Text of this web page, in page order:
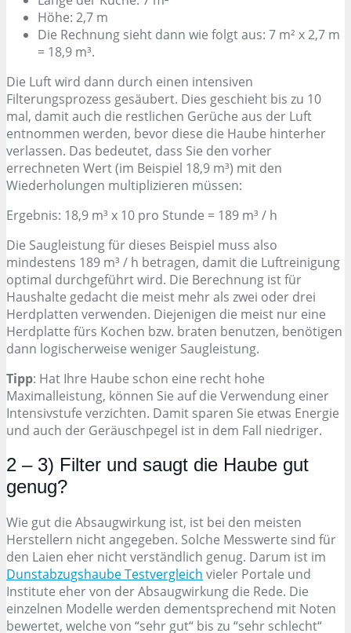
Höhe: 2,7 m
Die Rechnung sieht dann wie folgt aus: 7 m² x 2,7 m
= 18,9 m³.
Die Luft wird dann durch einen intensiven
Filterungsprozess gesäubert. Dies geschieht bis zu 10
mal, damit auch die restlichen Gerüche aus der Luft
entnommen werden, bevor diese die Haube hinterher
verlassen. Das bedeutet, dass Sie den vorher
errechneten Wert (im Beispiel 18,9 m³) mit den
Wiederholungen multiplizieren müssen:
Ergebnis: 18,9 m³ x 10 pro Stunde = 189 m³ / h
Die Saugleistung für dieses Beispiel muss also
mindestens 189 m³ / h betragen, damit die Luftreinigung
optimal durchgeführt wird. Die Berechnung ist für
Haushalte gedacht die meist mehr als zwei oder drei
Herdplatten verwenden. Diejenigen die meist nur eine
Herdplatte fürs Kochen bzw. braten benutzen, benötigen
dann logischerweise weniger Saugleistung.
Tipp: Hat Ihre Haube schon eine recht hohe
Maximalleistung, können Sie auf die Verwendung einer
Intensivstufe verzichten. Damit sparen Sie etwas Energie
und auch der Geräuschpegel ist in dem Fall niedriger.
2 – 3) Filter und saugt die Haube gut
genug?
Wie gut die Absaugwirkung ist, ist bei den meisten
Herstellern nicht angegeben. Solche Messwerte sind für
den Laien eher nicht verständlich genug. Darum ist im
Dunstabzugshaube Testvergleich vieler Portale und
Institute eher von der Absaugwirkung die Rede. Die
einzelnen Modelle werden dementsprechend mit Noten
bewertet, welche von “sehr gut“ bis zu “sehr schlecht“